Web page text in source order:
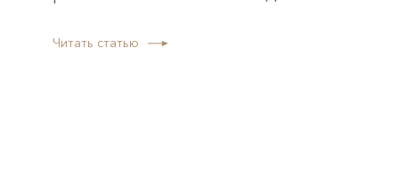
Читать статью